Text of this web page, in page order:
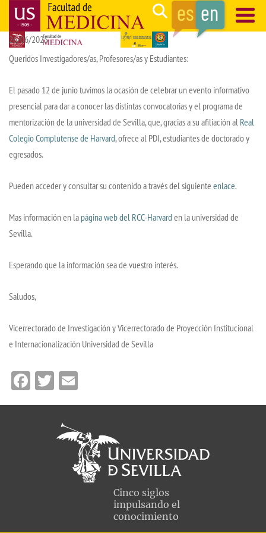
main
content
Search
Navegación
principal
26/06/2025
Queridos Investigadores/as, Profesores/as y Estudiantes:
El pasado 12 de junio tuvimos la ocasión de celebrar un evento informativo
presencial para dar a conocer las distintas convocatorias y el programa de
mentorización de la universidad de Sevilla, que, gracias a su afiliación al Real
Colegio Complutense de Harvard,ofrece al PDI, estudiantes de doctorado y
egresados.
Pueden acceder y consultar su contenido a través del siguiente enlace.
Mas información en la página web del RCC-Harvard en la universidad de
Sevilla.
Esperando que la información sea de vuestro interés.
Saludos,
Vicerrectorado de Investigación y Vicerrectorado de Proyección Institucional
e Internacionalización Universidad de Sevilla
Facebook
Twitter
Cinco siglos
impulsando el
conocimiento